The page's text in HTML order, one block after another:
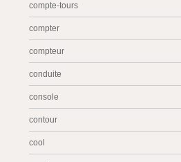
compte-tours
compter
compteur
conduite
console
contour
cool